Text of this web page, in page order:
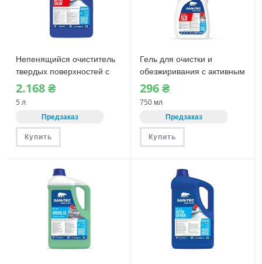
Непенящийся очиститель
твердых поверхностей с
активным хлором Sanitec
ACTIVE CHLOR (1173)
2.168₴
5 л
Предзаказ
Купить
Гель для очистки и
обезжиривания с активным
хлором Sanitec ACTIVE
CHLOR (1560-S)
296₴
750 мл
Предзаказ
Купить